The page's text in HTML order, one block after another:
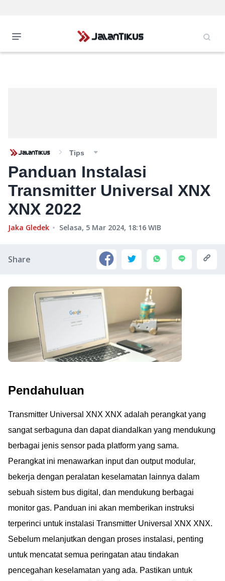
Tips
Panduan Instalasi
Transmitter Universal XNX
XNX 2022
Jaka Gledek Selasa, 5 Mar 2024, 18:16 WIB
Share
Pendahuluan
Transmitter Universal XNX XNX adalah perangkat yang
sangat serbaguna dan dapat diandalkan yang mendukung
berbagai jenis sensor pada platform yang sama.
Perangkat ini menawarkan input dan output modular,
bekerja dengan peralatan keselamatan lainnya dalam
sebuah sistem bus digital, dan mendukung berbagai
monitor gas. Panduan ini akan memberikan instruksi
terperinci untuk instalasi Transmitter Universal XNX XNX.
Sebelum melanjutkan dengan proses instalasi, penting
untuk mencatat semua peringatan atau tindakan
pencegahan keselamatan yang ada. Pastikan untuk